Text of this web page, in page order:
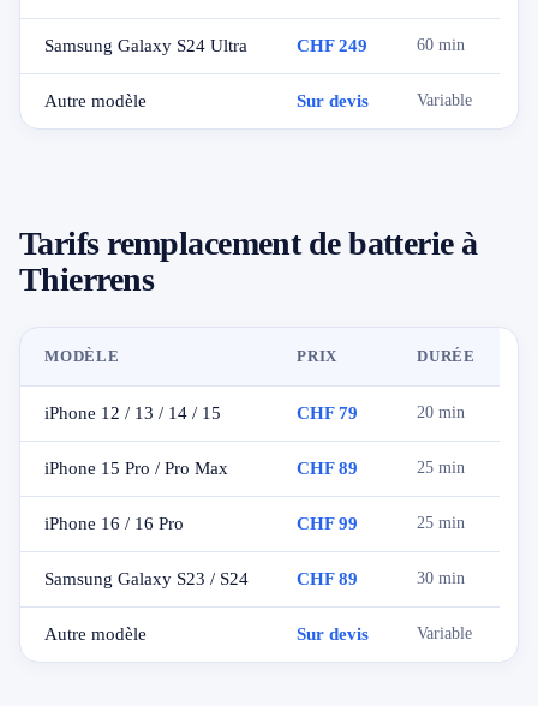
Samsung Galaxy S24 Ultra CHF 249 60 min
Autre modèle Sur devis Variable
Tarifs remplacement de batterie à
Thierrens
MODÈLE PRIX DURÉE
iPhone 12 / 13 / 14 / 15 CHF 79 20 min
iPhone 15 Pro / Pro Max CHF 89 25 min
iPhone 16 / 16 Pro CHF 99 25 min
Samsung Galaxy S23 / S24 CHF 89 30 min
Autre modèle Sur devis Variable